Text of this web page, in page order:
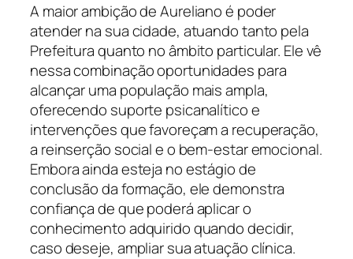
A maior ambição de Aureliano é poder
atender na sua cidade, atuando tanto pela
Prefeitura quanto no âmbito particular. Ele vê
nessa combinação oportunidades para
alcançar uma população mais ampla,
oferecendo suporte psicanalítico e
intervenções que favoreçam a recuperação,
a reinserção social e o bem-estar emocional.
Embora ainda esteja no estágio de
conclusão da formação, ele demonstra
confiança de que poderá aplicar o
conhecimento adquirido quando decidir,
caso deseje, ampliar sua atuação clínica.